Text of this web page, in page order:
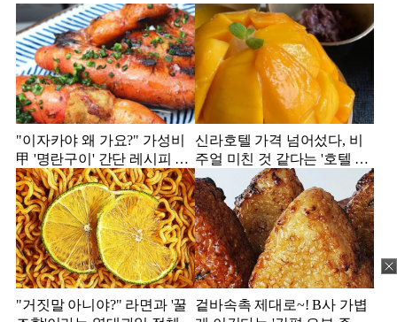
"이자카야 왜 가요?" 가성비
甲 '명란구이' 간단 레시피 공
개
신라호텔 가격 넘어섰다, 비
주얼 미친 것 같다는 '호텔 빙
수' 모음집
"거짓말 아니야?" 라면과 '꿀
겉바속촉 제대로~! B사 가볍